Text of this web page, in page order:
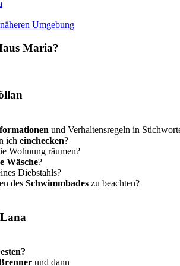
Umgebung
Maria?
und Verhaltensregeln in
ich einchecken?
Wohnung räumen?
Wäsche?
Diebstahls?
des Schwimmbades zu beachten?
und dann